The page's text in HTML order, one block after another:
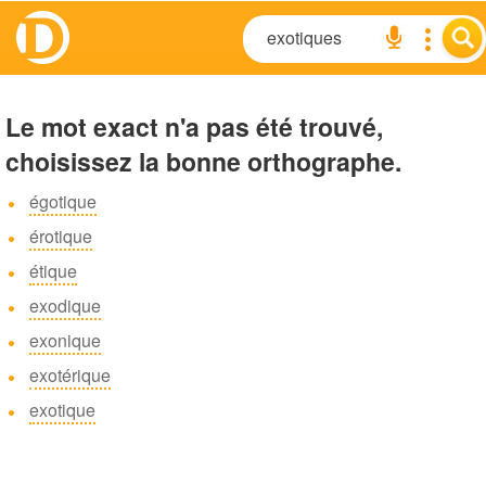
Le mot exact n'a pas été trouvé,
choisissez la bonne orthographe.
égotique
érotique
étique
exodique
exonique
exotérique
exotique